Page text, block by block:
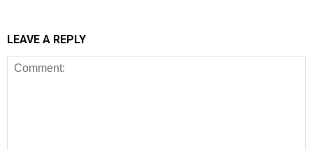
LEAVE A REPLY